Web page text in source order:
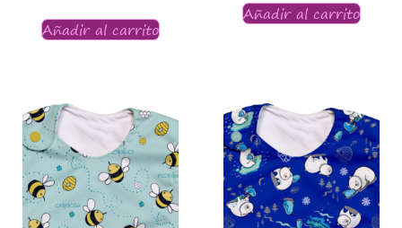
Añadir al carrito
Añadir al carrito